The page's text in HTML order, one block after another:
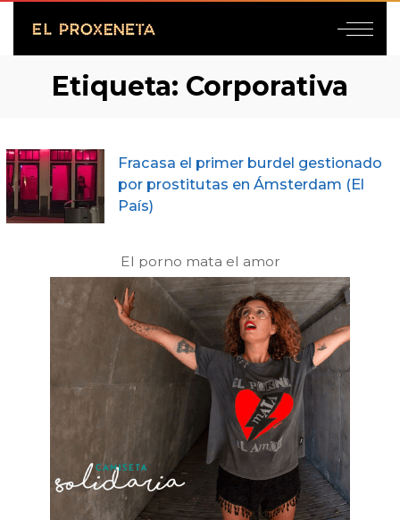
Etiqueta: Corporativa
Fracasa el primer burdel gestionado
por prostitutas en Ámsterdam (El
País)
El porno mata el amor